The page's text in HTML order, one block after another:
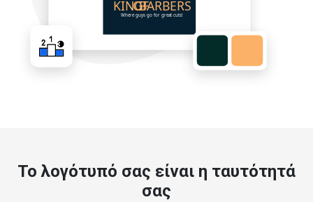
Το λογότυπό σας είναι η ταυτότητά
σας